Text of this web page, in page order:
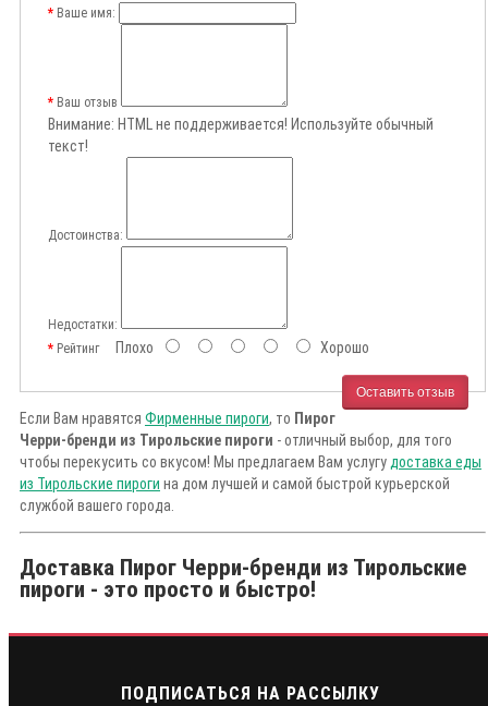
Ваше имя:
Ваш отзыв
Внимание: HTML не поддерживается! Используйте обычный
текст!
Достоинства:
Недостатки:
РейтингПлохо Хорошо
Оставить отзыв
Если Вам нравятся Фирменные пироги, то Пирог
Черри-бренди из Тирольские пироги - отличный выбор, для того
чтобы перекусить со вкусом! Мы предлагаем Вам услугу доставка еды
из Тирольские пироги на дом лучшей и самой быстрой курьерской
службой вашего города.
Доставка Пирог Черри-бренди из Тирольские
пироги - это просто и быстро!
ПОДПИСАТЬСЯ НА РАССЫЛКУ